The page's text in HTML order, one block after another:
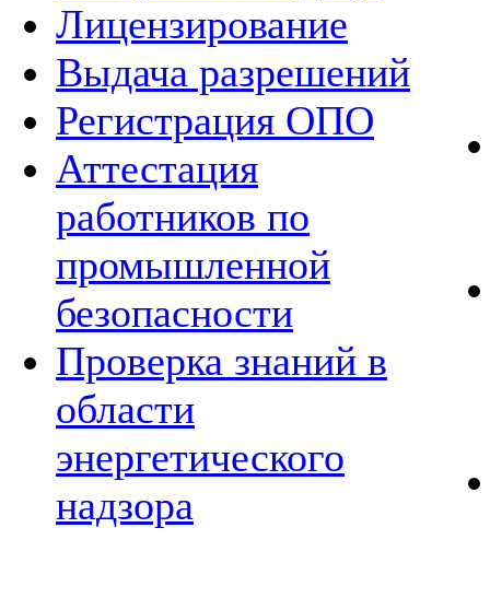
Лицензирование
Выдача разрешений
Регистрация ОПО
Аттестация
работников по
промышленной
безопасности
Проверка знаний в
области
энергетического
надзора